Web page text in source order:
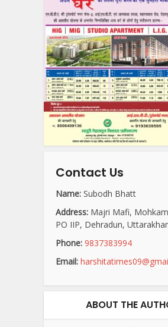
Contact Us
Name: Subodh Bhatt
Address: Majri Mafi,
PO IIP, Dehradun,
Phone: 9837383994
Email:
ABOUT THE